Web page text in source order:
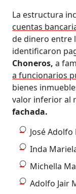
La estructura
cuentas
de dinero entre
identificaron
Choneros, a
a funcionarios
bienes
valor inferior al
fachada.
José
Inda
Michella
Adolfo Jair